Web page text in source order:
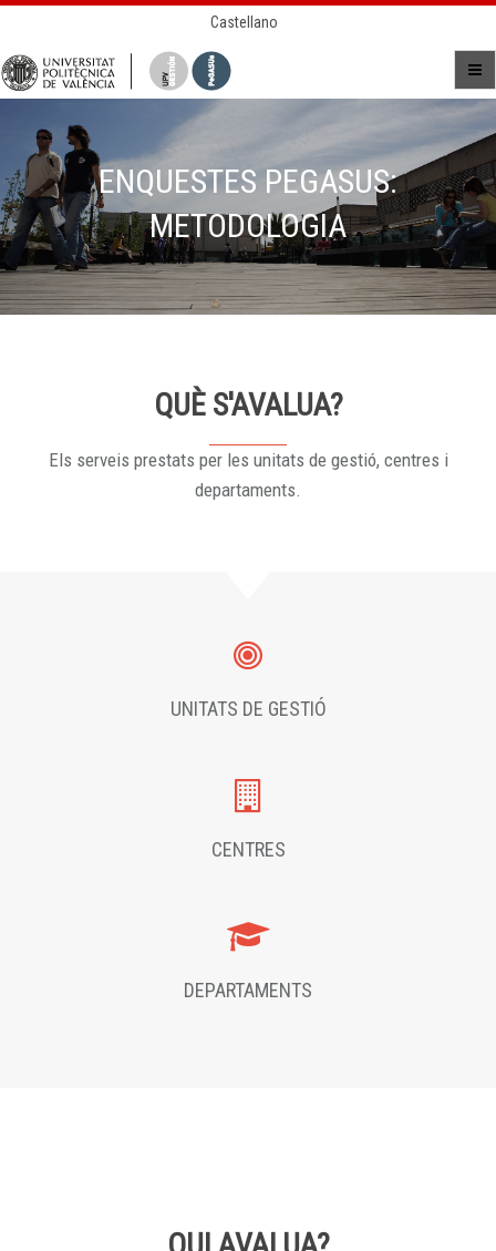
Castellano
ENQUESTES PEGASUS:
METODOLOGIA
QUÈ S'AVALUA?
Els serveis prestats per les unitats de gestió, centres i
departaments.
UNITATS DE GESTIÓ
CENTRES
DEPARTAMENTS